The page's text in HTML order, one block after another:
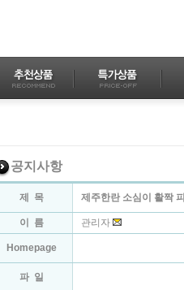
공지사항
제 목 제주한란 소심이 활짝
이 름 관리자
Homepage
파 일